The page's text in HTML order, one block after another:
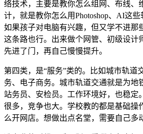
络技术，主要是教你怎么组网、布线、
计，就是教你怎么用Photoshop、AI这些
如果孩子对电脑有兴趣，但又学不进那
这条路也行。出来做个网管、初级设计
先进了门，再自己慢慢提升。
第四类，是“服务”类的。比如城市轨道
务、电子商务。城市轨道交通就是为地
站务员、安检员。工作环境好，也稳定
很多，竞争也大。学校教的都是基础操
么开网店。想做出点名堂，需要自己多